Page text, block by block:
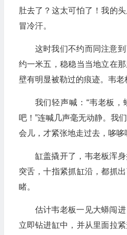
肚去了？这太可怕了！我的
冒冷汗。
这时我们不约而同注意
约一米五，稳稳当当地立在
壁有明显被勒过的痕迹。韦老
我们轻声喊：“韦老板
吧！”连喊几声毫无动静。我
会儿，才紧张地走过去，哆哆
缸盖撬开了，韦老板浑
突舌，十指紧抓缸沿，都抓
睹。
估计韦老板一见大蟒闯
立即钻进缸中，并从里面拉